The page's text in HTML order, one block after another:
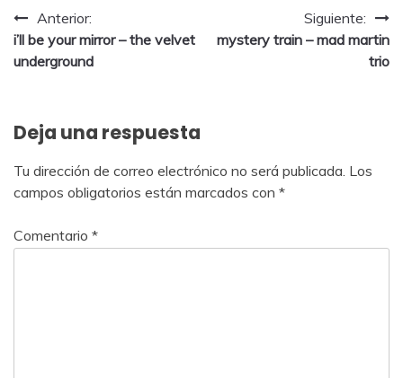
Anterior:
i’ll be your mirror – the velvet
underground
Siguiente:
mystery train – mad martin
trio
Deja una respuesta
Tu dirección de correo electrónico no será publicada. Los
campos obligatorios están marcados con *
Comentario *